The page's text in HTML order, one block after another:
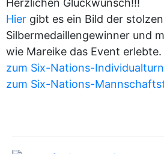
Hier gibt es ein Bild der stolzen
Silbermedaillengewinner und
wie Mareike das Event erlebte.
zum Six-Nations-
zum Six-Nations-